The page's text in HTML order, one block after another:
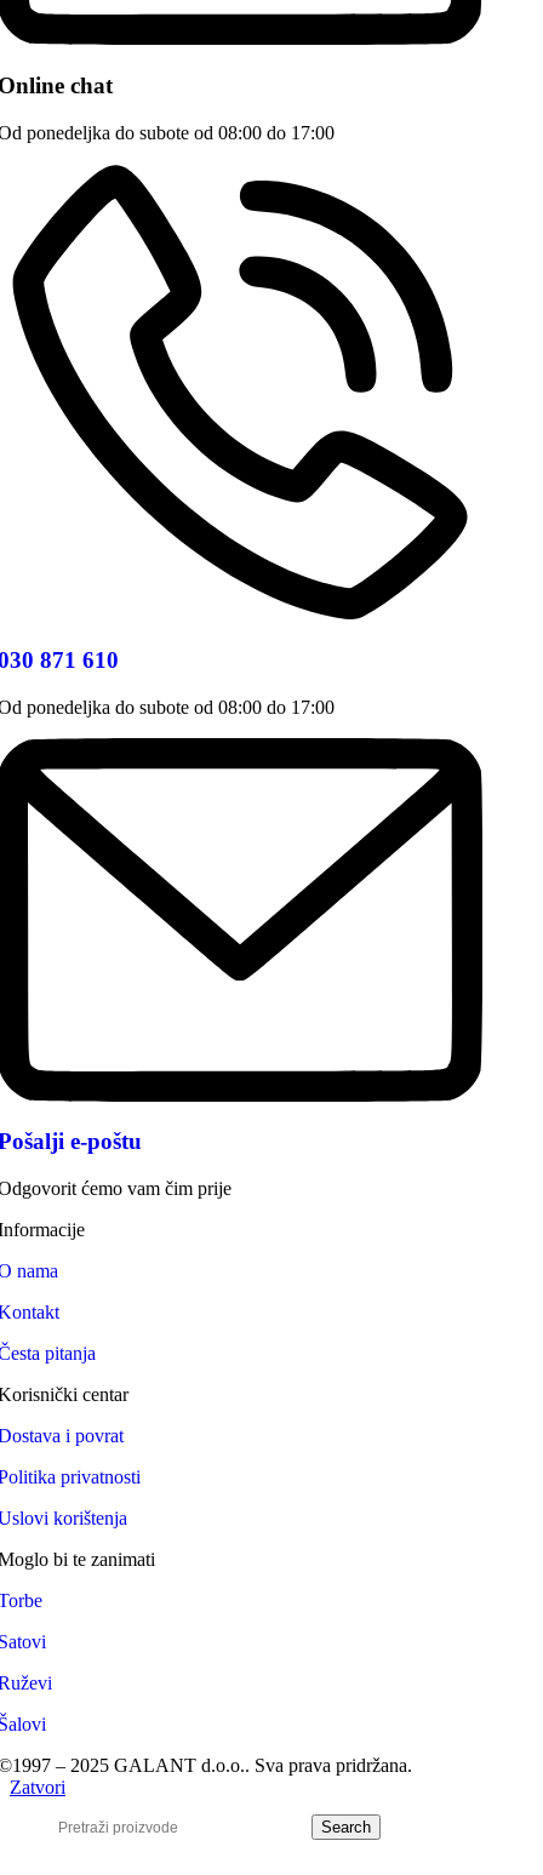
chat
ponedeljka do subote od 08:00 do 17:00
871 610
ponedeljka do subote od 08:00 do 17:00
e-poštu
ćemo vam čim prije
nama
pitanja
centar
i povrat
privatnosti
korištenja
bi te zanimati
– 2025 GALANT d.o.o.. Sva prava pridržana.
Zatvori
Search